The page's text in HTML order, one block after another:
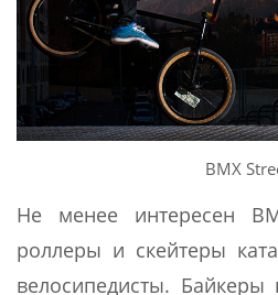
BMX
Не менее интересен
роллеры и скейтеры
велосипедисты.